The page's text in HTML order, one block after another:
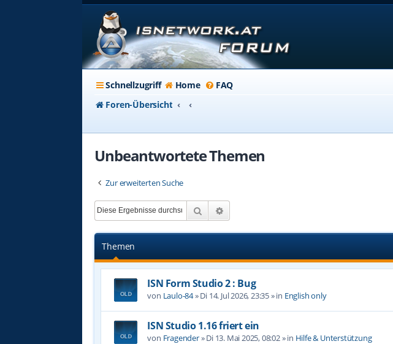
Schnellzugriff Home FAQ
Foren-Übersicht
Unbeantwortete Themen
Zur erweiterten Suche
Suche
Themen
ISN Form Studio 2 : Bug
von Laulo-84»Di 14. Jul 2026, 23:35» in English only
ISN Studio 1.16 friert ein
von Fragender»Di 13. Mai 2025, 08:02» in Hilfe & Unterstützung